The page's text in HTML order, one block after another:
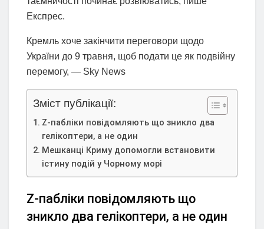
Експрес.
Кремль хоче закінчити переговори щодо
України до 9 травня, щоб подати це як подвійну
перемогу, — Sky News
Зміст публікації:
Z-пабліки повідомляють що зникло два
гелікоптери, а не один
Мешканці Криму допомогли встановити
істину подій у Чорному морі
Z-пабліки повідомляють що
зникло два гелікоптери, а не один